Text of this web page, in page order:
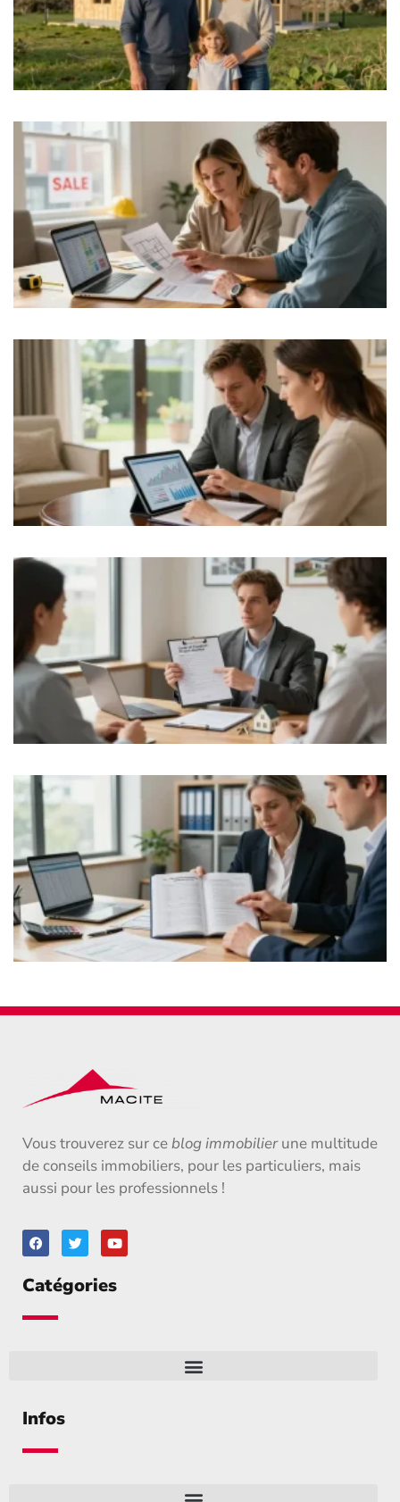
Vous trouverez sur ceblog immobilierune multitude
de conseils immobiliers, pour les particuliers, mais
aussi pour les professionnels !
Catégories
Infos